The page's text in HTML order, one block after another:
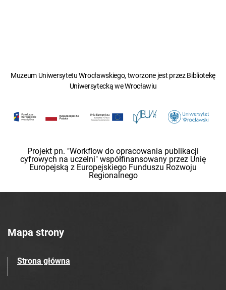
Muzeum Uniwersytetu Wrocławskiego, tworzone jest przez Bibliotekę
Uniwersytecką we Wrocławiu
Projekt pn. "Workflow do opracowania publikacji
cyfrowych na uczelni" współfinansowany przez Unię
Europejską z Europejskiego Funduszu Rozwoju
Regionalnego
Mapa strony
Strona główna